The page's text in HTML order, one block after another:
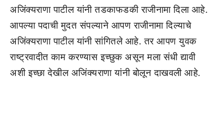
अजिंक्यराणा पाटील यांनी तडकाफडकी राजीनामा दिला आहे.
आपल्या पदाची मुदत संपल्याने आपण राजीनामा दिल्याचे
अजिंक्यराणा पाटील यांनी सांगितले आहे. तर आपण युवक
राष्ट्रवादीत काम करण्यास इच्छुक असून मला संधी द्यावी
अशी इच्छा देखील अजिंक्यराणा यांनी बोलून दाखवली आहे.